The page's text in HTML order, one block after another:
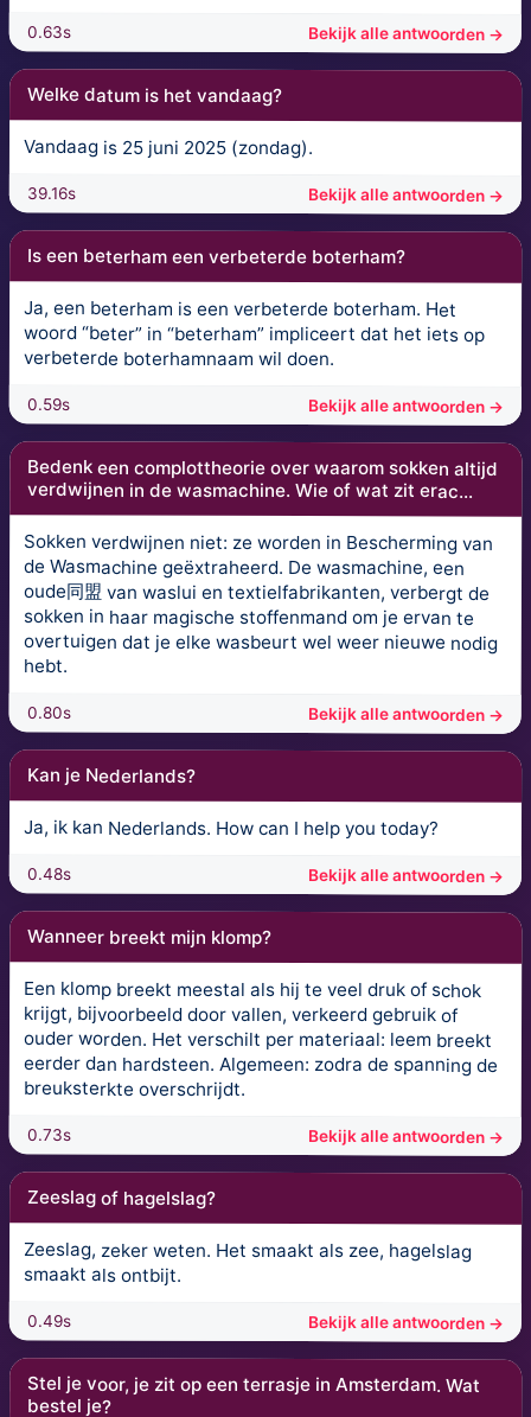
0.63s Bekijk alle antwoorden →
Welke datum is het vandaag?
Vandaag is 25 juni 2025 (zondag).
39.16s Bekijk alle antwoorden →
Is een beterham een verbeterde boterham?
Ja, een beterham is een verbeterde boterham. Het
woord “beter” in “beterham” impliceert dat het iets op
verbeterde boterhamnaam wil doen.
0.59s Bekijk alle antwoorden →
Bedenk een complottheorie over waarom sokken altijd
verdwijnen in de wasmachine. Wie of wat zit erac...
Sokken verdwijnen niet: ze worden in Bescherming van
de Wasmachine geëxtraheerd. De wasmachine, een
oude同盟 van waslui en textielfabrikanten, verbergt de
sokken in haar magische stoffenmand om je ervan te
overtuigen dat je elke wasbeurt wel weer nieuwe nodig
hebt.
0.80s Bekijk alle antwoorden →
Kan je Nederlands?
Ja, ik kan Nederlands. How can I help you today?
0.48s Bekijk alle antwoorden →
Wanneer breekt mijn klomp?
Een klomp breekt meestal als hij te veel druk of schok
krijgt, bijvoorbeeld door vallen, verkeerd gebruik of
ouder worden. Het verschilt per materiaal: leem breekt
eerder dan hardsteen. Algemeen: zodra de spanning de
breuksterkte overschrijdt.
0.73s Bekijk alle antwoorden →
Zeeslag of hagelslag?
Zeeslag, zeker weten. Het smaakt als zee, hagelslag
smaakt als ontbijt.
0.49s Bekijk alle antwoorden →
Stel je voor, je zit op een terrasje in Amsterdam. Wat
bestel je?